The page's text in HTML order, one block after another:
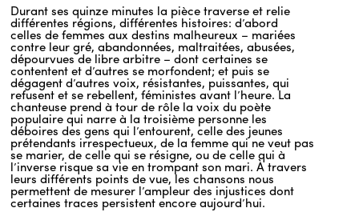
Durant ses quinze minutes la pièce traverse et relie
différentes régions, différentes histoires: d’abord
celles de femmes aux destins malheureux – mariées
contre leur gré, abandonnées, maltraitées, abusées,
dépourvues de libre arbitre – dont certaines se
contentent et d’autres se morfondent; et puis se
dégagent d’autres voix, résistantes, puissantes, qui
refusent et se rebellent, féministes avant l’heure. La
chanteuse prend à tour de rôle la voix du poète
populaire qui narre à la troisième personne les
déboires des gens qui l’entourent, celle des jeunes
prétendants irrespectueux, de la femme qui ne veut pas
se marier, de celle qui se résigne, ou de celle qui à
l’inverse risque sa vie en trompant son mari. À travers
leurs différents points de vue, les chansons nous
permettent de mesurer l’ampleur des injustices dont
certaines traces persistent encore aujourd’hui.